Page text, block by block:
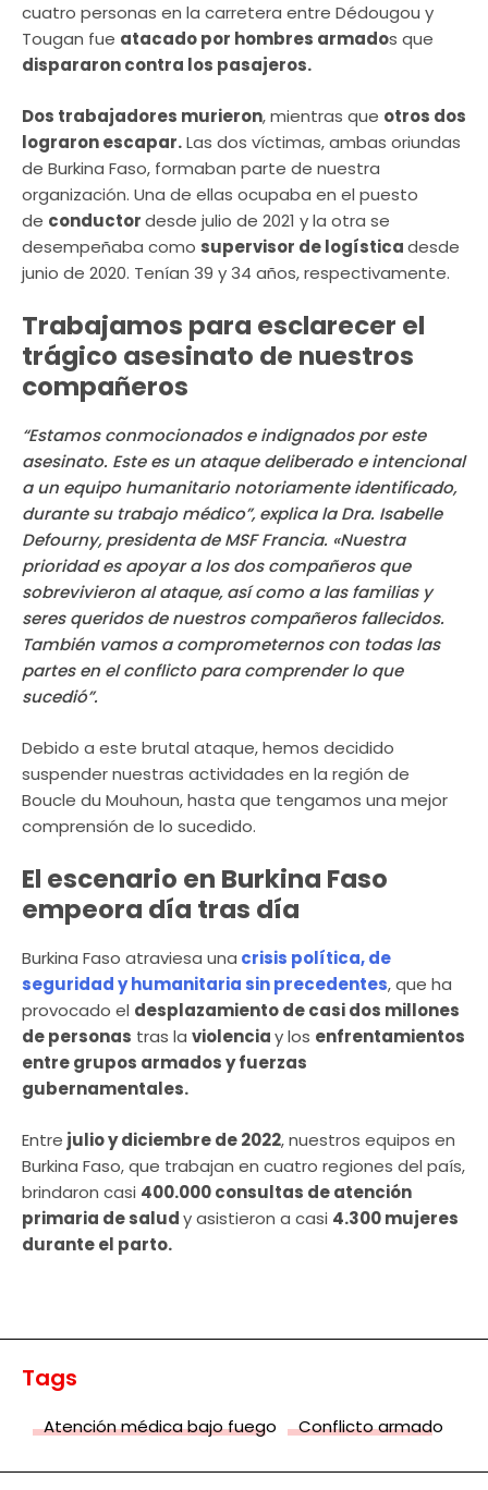
cuatro personas en la carretera entre Dédougou y
Tougan fue atacado por hombres armados que
dispararon contra los pasajeros.
Dos trabajadores murieron, mientras que otros dos
lograron escapar.Las dos víctimas, ambas oriundas
de Burkina Faso, formaban parte de nuestra
organización. Una de ellas ocupaba en el puesto
de conductordesde julio de 2021 y la otra se
desempeñaba como supervisor de logísticadesde
junio de 2020. Tenían 39 y 34 años, respectivamente.
Trabajamos para esclarecer el
trágico asesinato de nuestros
compañeros
“Estamos conmocionados e indignados por este
asesinato. Este es un ataque deliberado e intencional
a un equipo humanitario notoriamente identificado,
durante su trabajo médico”, explica la Dra. Isabelle
Defourny, presidenta de MSF Francia. «Nuestra
prioridad es apoyar a los dos compañeros que
sobrevivieron al ataque, así como a las familias y
seres queridos de nuestros compañeros fallecidos.
También vamos a comprometernos con todas las
partes en el conflicto para comprender lo que
sucedió”.
Debido a este brutal ataque, hemos decidido
suspender nuestras actividades en la región de
Boucle du Mouhoun, hasta que tengamos una mejor
comprensión de lo sucedido.
El escenario en Burkina Faso
empeora día tras día
Burkina Faso atraviesa una crisis política, de
seguridad y humanitaria sin precedentes, que ha
provocado el desplazamiento de casi dos millones
de personas tras la violenciay los enfrentamientos
entre grupos armados y fuerzas
gubernamentales.
Entre julio y diciembre de 2022, nuestros equipos en
Burkina Faso, que trabajan en cuatro regiones del país,
brindaron casi 400.000 consultas de atención
primaria de saludy asistieron a casi 4.300 mujeres
durante el parto.
Tags
Atención médica bajo fuego Conflicto armado